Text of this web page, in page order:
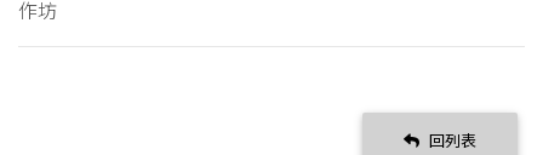
作坊
回列表